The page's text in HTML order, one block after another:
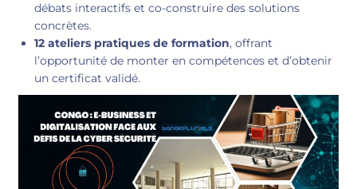
débats interactifs et co-construire des solutions
concrètes.
12 ateliers pratiques de formation, offrant
l’opportunité de monter en compétences et d’obtenir
un certificat validé.